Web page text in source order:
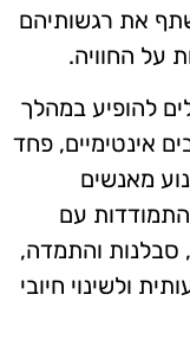
את רגשותיהם
על החוויה.
להופיע במהלך
אינטימיים, פחד
מאנשים
עם
סבלנות והתמדה,
ולשינוי חיובי